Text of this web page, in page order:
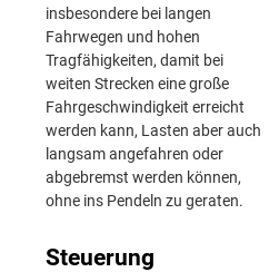
insbesondere bei langen
Fahrwegen und hohen
Tragfähigkeiten, damit bei
weiten Strecken eine große
Fahrgeschwindigkeit erreicht
werden kann, Lasten aber auch
langsam angefahren oder
abgebremst werden können,
ohne ins Pendeln zu geraten.
Steuerung